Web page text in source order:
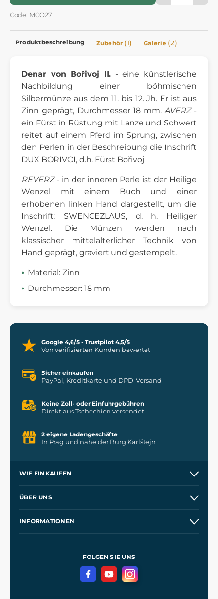
Code: MCO27
Produktbeschreibung Zubehör (1) Galerie (2)
Denar von Bořivoj II. - eine künstlerische
Nachbildung einer böhmischen
Silbermünze aus dem 11. bis 12. Jh. Er ist aus
Zinn geprägt, Durchmesser 18 mm.AVERZ-
ein Fürst in Rüstung mit Lanze und Schwert
reitet auf einem Pferd im Sprung, zwischen
den Perlen in der Beschreibung die Inschrift
DUX BORIVOI, d.h. Fürst Bořivoj.
REVERZ- in der inneren Perle ist der Heilige
Wenzel mit einem Buch und einer
erhobenen linken Hand dargestellt, um die
Inschrift: SWENCEZLAUS, d. h. Heiliger
Wenzel. Die Münzen werden nach
klassischer mittelalterlicher Technik von
Hand geprägt, graviert und gestempelt.
Material: Zinn
Durchmesser: 18 mm
Google 4,6/5 · Trustpilot 4,5/5
Von verifizierten Kunden bewertet
Sicher einkaufen
PayPal, Kreditkarte und DPD-Versand
Keine Zoll- oder Einfuhrgebühren
Direkt aus Tschechien versendet
2 eigene Ladengeschäfte
In Prag und nahe der Burg Karlštejn
WIE EINKAUFEN
Kontakt
ÜBER UNS
INFORMATIONEN
DatenschutzerklärungFOLGEN SIE UNS